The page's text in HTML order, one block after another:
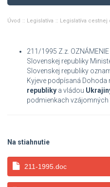
Úvod Legislatíva Legislatíva cestnej
211/1995 Z.z.
Slovenskej republiky
Slovenskej republiky
Kyjeve podpísaná Dohoda
republiky a vládou
podmienkach
Na stiahnutie
211-1995.doc